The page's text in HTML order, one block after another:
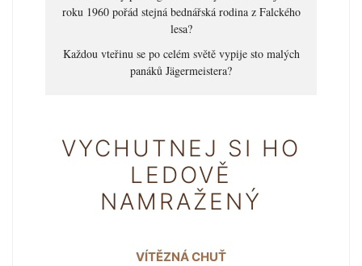
roku 1960 pořád stejná bednářská rodina z Falckého
lesa?
Každou vteřinu se po celém světě vypije sto malých
panáků Jägermeistera?
VYCHUTNEJ SI HO
LEDOVĚ
NAMRAŽENÝ
VÍTĚZNÁ CHUŤ